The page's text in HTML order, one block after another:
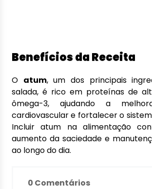
Benefícios da Receita
O atum, um dos principais
salada, é rico em proteínas de
ômega-3, ajudando a
cardiovascular e fortalecer o
Incluir atum na alimentação
aumento da saciedade e
ao longo do dia.
0 Comentários